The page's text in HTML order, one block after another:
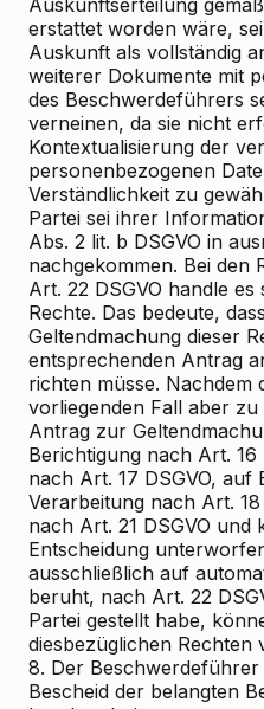
Auskunftserteilung
erstattet worden wäre,
Auskunft als vollständig
weiterer Dokumente mit
des Beschwerdeführers
verneinen, da sie nicht
Kontextualisierung der
personenbezogenen
Verständlichkeit zu
Partei sei ihrer
Abs. 2 lit. b DSGVO in
nachgekommen. Bei den
Art. 22 DSGVO handle
Rechte. Das bedeute,
Geltendmachung dieser
entsprechenden Antrag
richten müsse.
vorliegenden Fall aber
Antrag zur
Berichtigung nach Art.
nach Art. 17 DSGVO, auf
Verarbeitung nach Art.
nach Art. 21 DSGVO
Entscheidung
ausschließlich auf
beruht, nach Art. 22
Partei gestellt habe,
diesbezüglichen Rechten
8. Der
Bescheid der belangten